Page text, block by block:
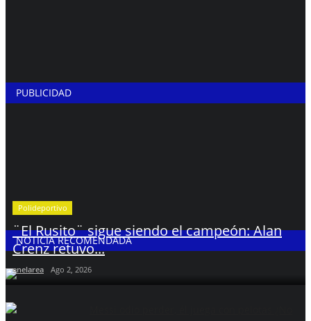
PUBLICIDAD
NOTICIA RECOMENDADA
Polideportivo
¨El Rusito¨ sigue siendo el campeón: Alan
Crenz retuvo...
enelarea Ago 2, 2026